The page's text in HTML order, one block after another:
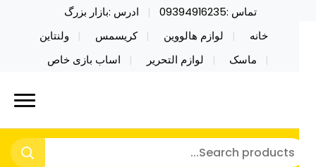
تماس :09394916235
ادرس :بازار بزرگ
خانه
لوازم هالووین کریسمس
ولنتاین
ماسک
لوازم التحریر اساب بازی خاص
تاین کادویی کریسمس اکسسوری
محصولات خاص فیجت اسباب بازی تراول ماگ نایکر
فروش عمده لوازم هالووین ولن تاین کادویی
اکسسوری ماسک در واردات مستقیم